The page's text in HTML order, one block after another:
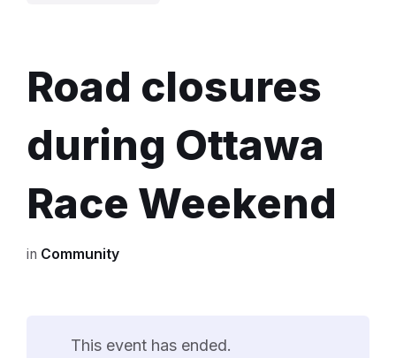
Road closures
during Ottawa
Race Weekend
in Community
This event has ended.